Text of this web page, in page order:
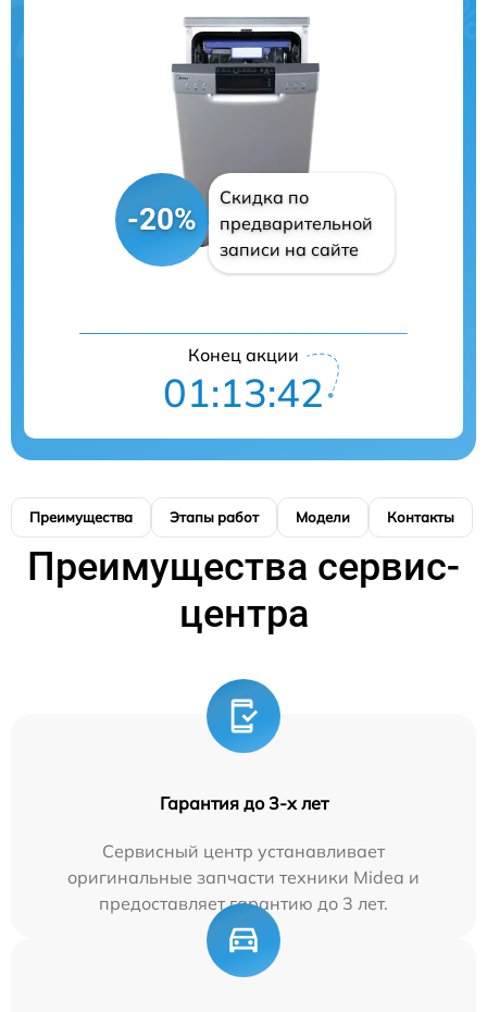
-20%
Скидка по
предварительной
записи на сайте
Конец акции
01:13:41
Преимущества Этапы работ Модели Контакты
Преимущества сервис-
центра
Гарантия до 3-х лет
Сервисный центр устанавливает
оригинальные запчасти техники Midea и
предоставляет гарантию до 3 лет.